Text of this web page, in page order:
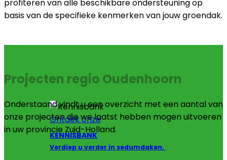
Ontdek onze
KENNISBANK
Verdiep u verder in sedumdaken.
profiteren van alle beschikbare ondersteuning op
basis van de specifieke kenmerken van jouw groendak.
Projecten regio Oudenhoorn
Onderstaand vindt u een overzicht met een aantal van
onze projecten die we laatst hebben mogen uitvoeren
in uw provincie Zuid-Holland.